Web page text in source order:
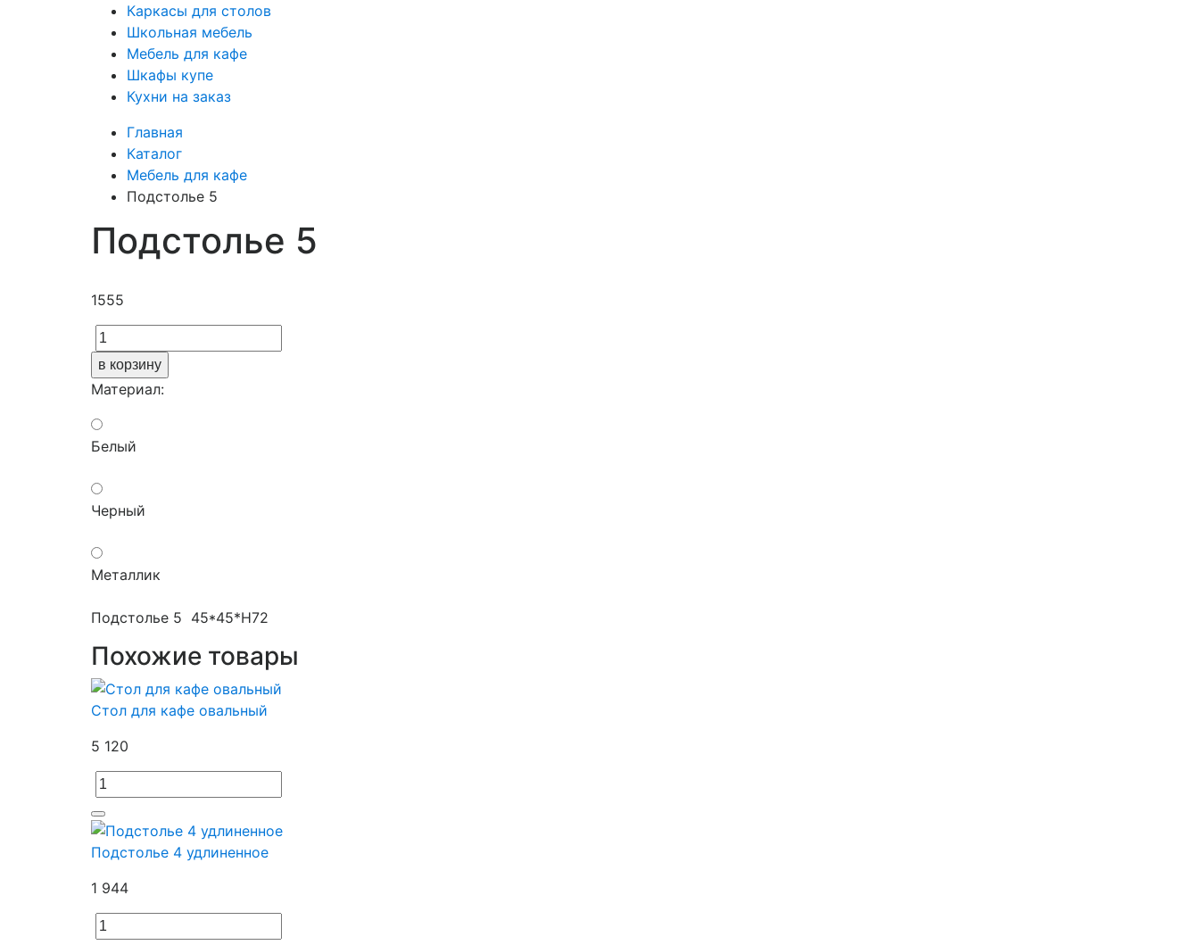
Каркасы для столов
Школьная мебель
Мебель для кафе
Шкафы купе
Кухни на заказ
Главная
Каталог
Мебель для кафе
Подстолье 5
Подстолье 5
1555
в корзину
Материал:
Белый
Черный
Металлик
Подстолье 5 45*45*H72
Похожие товары
Стол для кафе овальный
5 120
Подстолье 4 удлиненное
1 944